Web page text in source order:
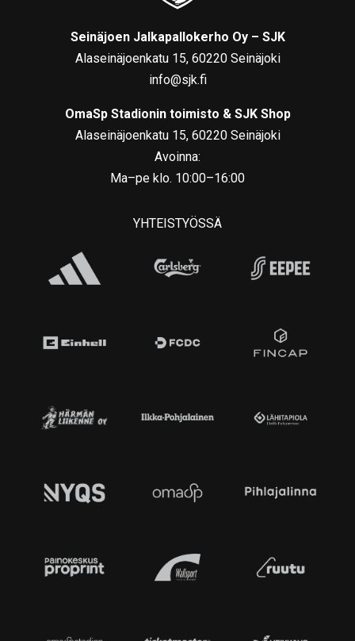
Seinäjoen Jalkapallokerho Oy – SJK
Alaseinäjoenkatu 15, 60220 Seinäjoki
info@sjk.fi
OmaSp Stadionin toimisto & SJK Shop
Alaseinäjoenkatu 15, 60220 Seinäjoki
Avoinna:
Ma–pe klo. 10:00–16:00
YHTEISTYÖSSÄ